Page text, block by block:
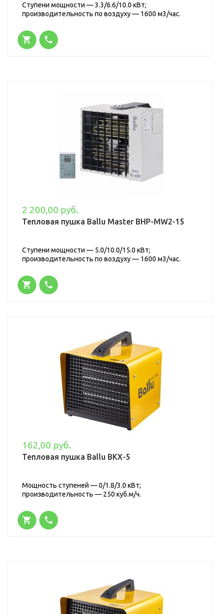
Ступени мощности — 3.3/6.6/10.0 кВт;
производительность по воздуху — 1600 м3/час.
2 200,00 руб.
Тепловая пушка Ballu Master BHP-MW2-15
Ступени мощности — 5.0/10.0/15.0 кВт;
производительность по воздуху — 1600 м3/час.
162,00 руб.
Тепловая пушка Ballu BKX-5
Мощность ступеней — 0/1.8/3.0 кВт;
производительность — 250 куб.м/ч.